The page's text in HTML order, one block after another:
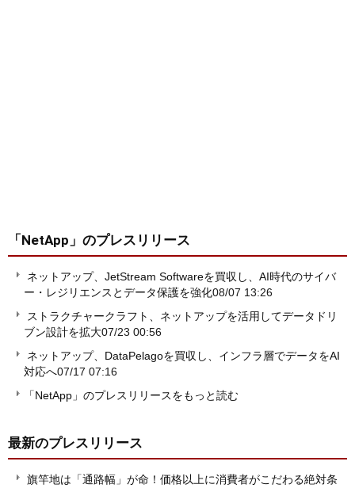
「NetApp」 のプレスリリース
ネットアップ、JetStream Softwareを買収し、AI時代のサイバ
ー・レジリエンスとデータ保護を強化08/07 13:26
ストラクチャークラフト、ネットアップを活用してデータドリ
ブン設計を拡大07/23 00:56
ネットアップ、DataPelagoを買収し、インフラ層でデータをAI
対応へ07/17 07:16
「NetApp」のプレスリリースをもっと読む
最新のプレスリリース
旗竿地は「通路幅」が命！価格以上に消費者がこだわる絶対条